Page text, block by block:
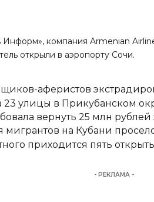
Информ», компания Armenian
открыли в аэропорту Сочи.
аферистов
23 улицы в Прикубанском
вернуть 25 млн
мигрантов на Кубани
приходится пять
- РЕКЛАМА -